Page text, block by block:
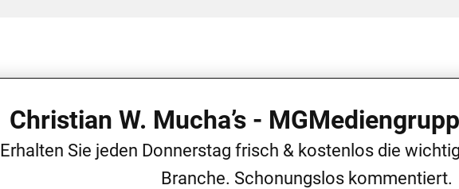
Christian W. Mucha’s -
Erhalten Sie jeden Donnerstag frisch & kostenlos die
Branche. Schonungslos kommentiert.